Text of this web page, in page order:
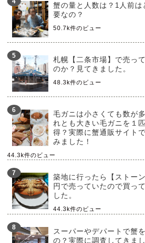
蟹の量と人数は？1人前は
要なの？
50.7k件のビュー
札幌【二条市場】で売っ
のか？見てきました。
48.3k件のビュー
毛ガニは小さくても数が
れとも大きい毛ガニを１
得？実際に蟹通販サイト
みました！
44.3k件のビュー
築地に行ったら【ストー
円で売っていたので買っ
した。
44.3k件のビュー
スーパーやデパートで蟹
の？実際に調査してきま